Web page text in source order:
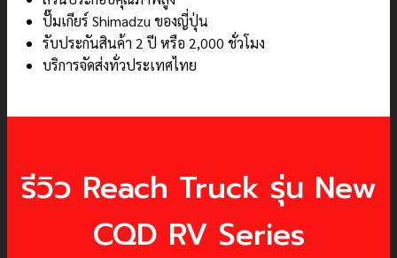
ปั๊มเกียร์ Shimadzu ของญี่ปุ่น
รับประกันสินค้า 2 ปี หรือ 2,000 ชั่วโมง
บริการจัดส่งทั่วประเทศไทย
รีวิว Reach Truck รุ่น New
CQD RV Series